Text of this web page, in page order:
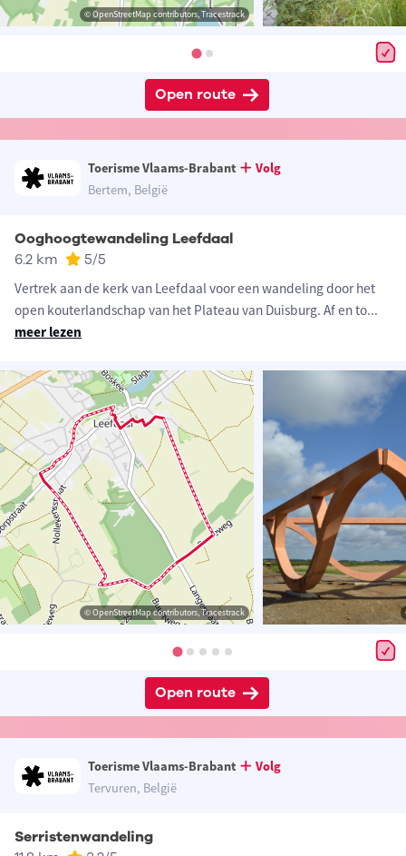
© OpenStreetMap contributors, Tracestrack
Open route
Toerisme Vlaams-Brabant
Volg
Bertem, België
Ooghoogtewandeling Leefdaal
6.2 km 5/5
Vertrek aan de kerk van Leefdaal voor een wandeling door het
open kouterlandschap van het Plateau van Duisburg. Af en to...
meer lezen
© OpenStreetMap contributors, Tracestrack
Open route
Toerisme Vlaams-Brabant
Volg
Tervuren, België
Serristenwandeling